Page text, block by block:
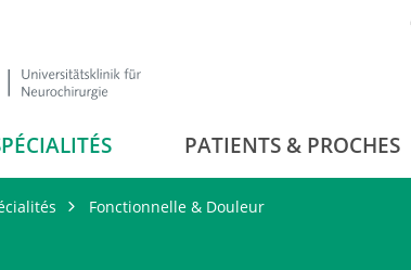
PATIENTS & PROCHES
Fonctionnelle & Douleur